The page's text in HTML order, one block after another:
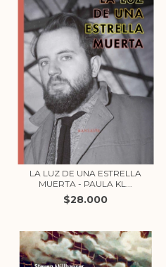
LA LUZ DE UNA ESTRELLA
MUERTA - PAULA KL...
$28.000